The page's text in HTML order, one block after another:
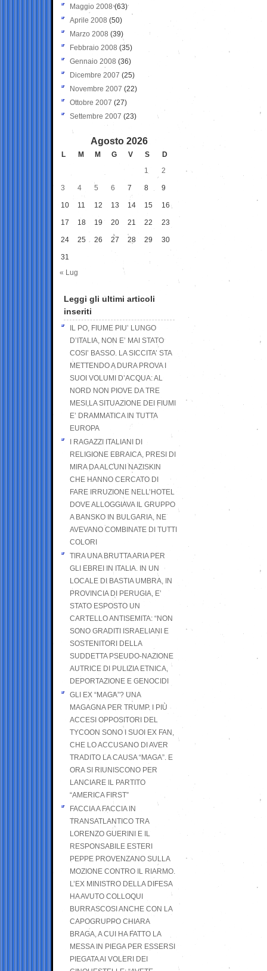
Maggio 2008(63)
Aprile 2008 (50)
Marzo 2008 (39)
Febbraio 2008 (35)
Gennaio 2008 (36)
Dicembre 2007 (25)
Novembre 2007 (22)
Ottobre 2007 (27)
Settembre 2007 (23)
Agosto 2026
L M M G V S
D
1
2
3 4 5 6 7 8 9
10 11 12 13 14 15 16
17 18 19 20 21 22 23
24 25 26 27 28 29 30
31
« Lug
Leggi gli ultimi articoli
inseriti
IL PO, FIUME PIU’ LUNGO
D’ITALIA, NON E’ MAI STATO
COSI’ BASSO. LA SICCITA’ STA
METTENDO A DURA PROVA I
SUOI VOLUMI D’ACQUA: AL
NORD NON PIOVE DA TRE
MESI,LA SITUAZIONE DEI FIUMI
E’ DRAMMATICA IN TUTTA
EUROPA
I RAGAZZI ITALIANI DI
RELIGIONE EBRAICA, PRESI DI
MIRA DA ALCUNI NAZISKIN
CHE HANNO CERCATO DI
FARE IRRUZIONE NELL’HOTEL
DOVE ALLOGGIAVA IL GRUPPO
A BANSKO IN BULGARIA, NE
AVEVANO COMBINATE DI TUTTI
COLORI
TIRA UNA BRUTTA ARIA PER
GLI EBREI IN ITALIA. IN UN
LOCALE DI BASTIA UMBRA, IN
PROVINCIA DI PERUGIA, E’
STATO ESPOSTO UN
CARTELLO ANTISEMITA: “NON
SONO GRADITI ISRAELIANI E
SOSTENITORI DELLA
SUDDETTA PSEUDO-NAZIONE
AUTRICE DI PULIZIA ETNICA,
DEPORTAZIONE E GENOCIDI
GLI EX “MAGA”? UNA
MAGAGNA PER TRUMP. I PIÙ
ACCESI OPPOSITORI DEL
TYCOON SONO I SUOI EX FAN,
CHE LO ACCUSANO DI AVER
TRADITO LA CAUSA “MAGA”. E
ORA SI RIUNISCONO PER
LANCIARE IL PARTITO
“AMERICA FIRST”
FACCIA A FACCIA IN
TRANSATLANTICO TRA
LORENZO GUERINI E IL
RESPONSABILE ESTERI
PEPPE PROVENZANO SULLA
MOZIONE CONTRO IL RIARMO.
L’EX MINISTRO DELLA DIFESA
HA AVUTO COLLOQUI
BURRASCOSI ANCHE CON LA
CAPOGRUPPO CHIARA
BRAGA, A CUI HA FATTO LA
MESSA IN PIEGA PER ESSERSI
PIEGATA AI VOLERI DEI